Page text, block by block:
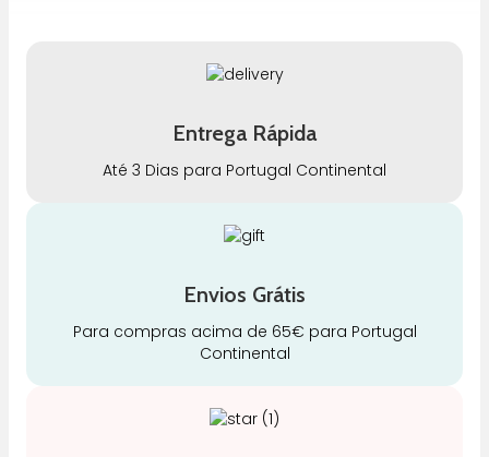
Entrega Rápida
Até 3 Dias para Portugal Continental
Envios Grátis
Para compras acima de 65€ para Portugal
Continental